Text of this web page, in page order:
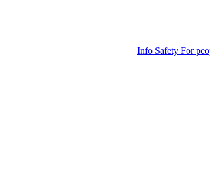
Info Safety For